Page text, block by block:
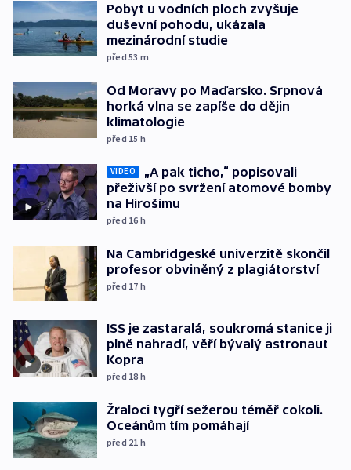
Pobyt u vodních ploch zvyšuje
duševní pohodu, ukázala
mezinárodní studie
před 53 m
Od Moravy po Maďarsko. Srpnová
horká vlna se zapíše do dějin
klimatologie
před 15 h
VIDEO
„A pak ticho,“ popisovali
přeživší po svržení atomové bomby
na Hirošimu
před 16 h
Na Cambridgeské univerzitě skončil
profesor obviněný z plagiátorství
před 17 h
ISS je zastaralá, soukromá stanice ji
plně nahradí, věří bývalý astronaut
Kopra
před 18 h
Žraloci tygří sežerou téměř cokoli.
Oceánům tím pomáhají
před 21 h